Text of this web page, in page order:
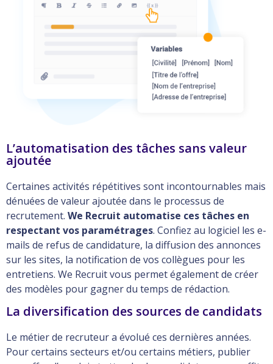
L’automatisation des tâches sans valeur
ajoutée
Certaines activités répétitives sont incontournables mais
dénuées de valeur ajoutée dans le processus de
recrutement. We Recruit automatise ces tâches en
respectant vos paramétrages. Confiez au logiciel les e-
mails de refus de candidature, la diffusion des annonces
sur les sites, la notification de vos collègues pour les
entretiens. We Recruit vous permet également de créer
des modèles pour gagner du temps de rédaction.
La diversification des sources de candidats
Le métier de recruteur a évolué ces dernières années.
Pour certains secteurs et/ou certains métiers, publier